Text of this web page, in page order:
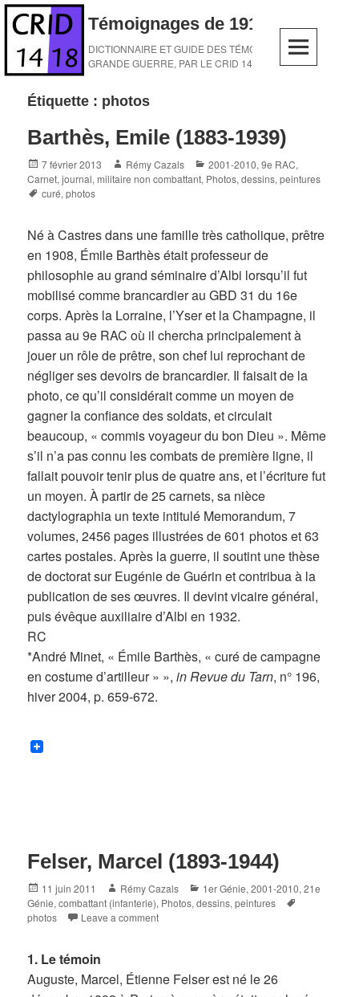
Skip
content
Témoignages de 1914-1918
DICTIONNAIRE ET GUIDE DES TÉMOINS DE LA
GRANDE GUERRE, PAR LE CRID 14-18
Étiquette : photos
Barthès, Emile (1883-1939)
Posted
on
7 février 2013 Author
Rémy Cazals Categories
2001-2010,9e RAC,
Carnet, journal,militaire non combattant, Photos, dessins, peintures
Tags
curé,photos
Né à Castres dans une famille très catholique, prêtre
en 1908, Émile Barthès était professeur de
philosophie au grand séminaire d’Albi lorsqu’il fut
mobilisé comme brancardier au GBD 31 du 16e
corps. Après la Lorraine, l’Yser et la Champagne, il
passa au 9e RAC où il chercha principalement à
jouer un rôle de prêtre, son chef lui reprochant de
négliger ses devoirs de brancardier. Il faisait de la
photo, ce qu’il considérait comme un moyen de
gagner la confiance des soldats, et circulait
beaucoup, « commis voyageur du bon Dieu ». Même
s’il n’a pas connu les combats de première ligne, il
fallait pouvoir tenir plus de quatre ans, et l’écriture fut
un moyen. À partir de 25 carnets, sa nièce
dactylographia un texte intitulé Memorandum, 7
volumes, 2456 pages illustrées de 601 photos et 63
cartes postales. Après la guerre, il soutint une thèse
de doctorat sur Eugénie de Guérin et contribua à la
publication de ses œuvres. Il devint vicaire général,
puis évêque auxiliaire d’Albi en 1932.
RC
*André Minet, « Émile Barthès, « curé de campagne
en costume d’artilleur » »,in Revue du Tarn, n° 196,
hiver 2004, p. 659-672.
Felser, Marcel (1893-1944)
Posted
on
11 juin 2011 Author
Rémy Cazals Categories
1er Génie,2001-2010,21e
Génie,combattant (infanterie), Photos, dessins, peintures
photos
Leave a comment
1. Le témoin
Auguste, Marcel, Étienne Felser est né le 26